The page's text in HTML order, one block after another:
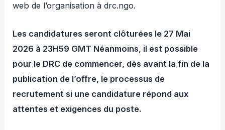
web de l’organisation à drc.ngo.
Les candidatures seront clôturées le 27 Mai
2026 à 23H59 GMT Néanmoins, il est possible
pour le DRC de commencer, dès avant la fin de la
publication de l’offre, le processus de
recrutement si une candidature répond aux
attentes et exigences du poste.